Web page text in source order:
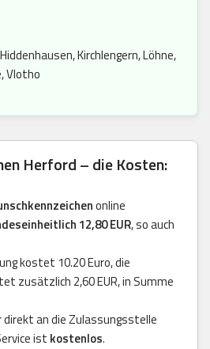
Kirchlengern, Löhne,
Vlotho
Herford – die Kosten:
online
12,80 EUR, so auch
kostet 10.20 Euro, die
zusätzlich 2,60 EUR, in Summe
an die Zulassungsstelle
ist kostenlos.